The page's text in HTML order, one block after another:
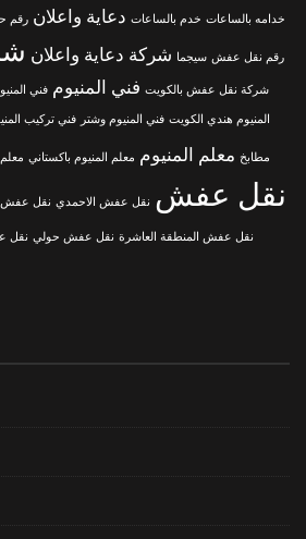
خدامه بالساعات خدم بالساعات دعاية واعلان رقم
رقم نقل عفش سيجما شركة دعاية واعلان
شركة نقل عفش بالكويت فني المنيوم فني
المنيوم هندي الكويت فني المنيوم وشتر فني تركيب
مطابخ معلم المنيوم معلم المنيوم باكستاني
نقل عفش نقل عفش الاحمدي نقل عفش
نقل عفش المنطقة العاشرة نقل عفش حولي نقل